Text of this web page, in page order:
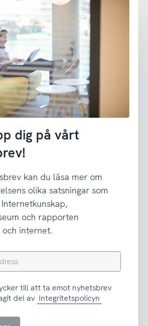
dig på vårt
kan du läsa mer om
olika satsningar som
och rapporten
och internet.
till att ta emot nyhetsbrev
del av Integritetspolicyn